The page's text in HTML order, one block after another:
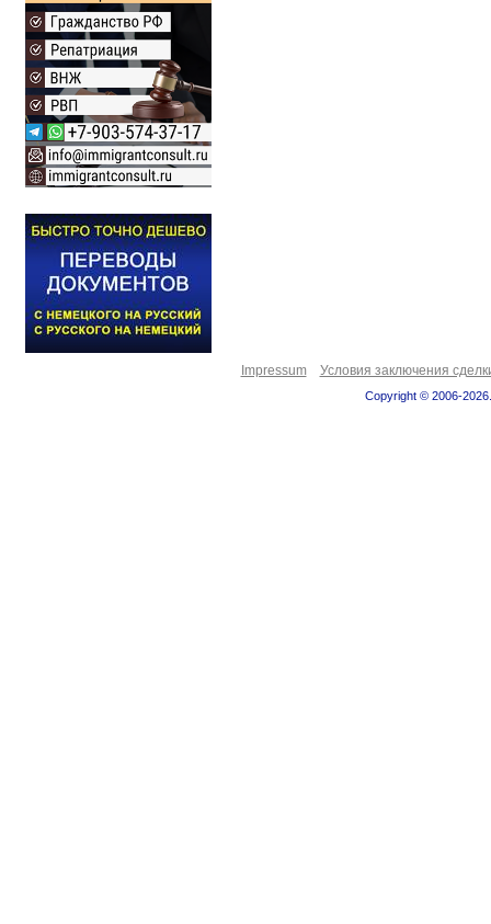
Impressum Условия заключения
Copyright © 2006-